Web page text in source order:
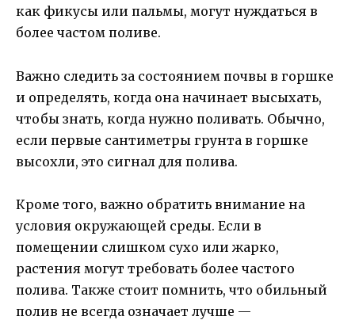
как фикусы или пальмы, могут нуждаться в
более частом поливе.
Важно следить за состоянием почвы в горшке
и определять, когда она начинает высыхать,
чтобы знать, когда нужно поливать. Обычно,
если первые сантиметры грунта в горшке
высохли, это сигнал для полива.
Кроме того, важно обратить внимание на
условия окружающей среды. Если в
помещении слишком сухо или жарко,
растения могут требовать более частого
полива. Также стоит помнить, что обильный
полив не всегда означает лучше —